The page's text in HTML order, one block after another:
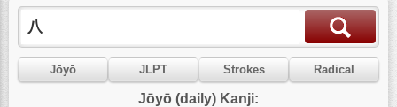
Jōyō JLPT Strokes Radical
Jōyō (daily) Kanji: